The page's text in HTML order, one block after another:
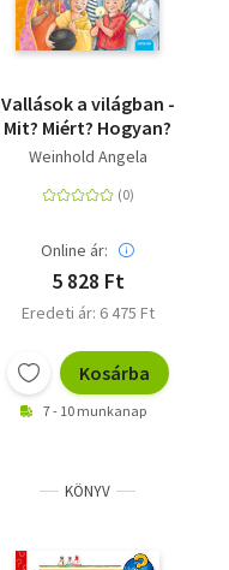
Vallások a világban -
Mit? Miért? Hogyan?
Weinhold Angela
Online ár:
5 828 Ft
Eredeti ár: 6 475 Ft
Kosárba
7 - 10 munkanap
KÖNYV